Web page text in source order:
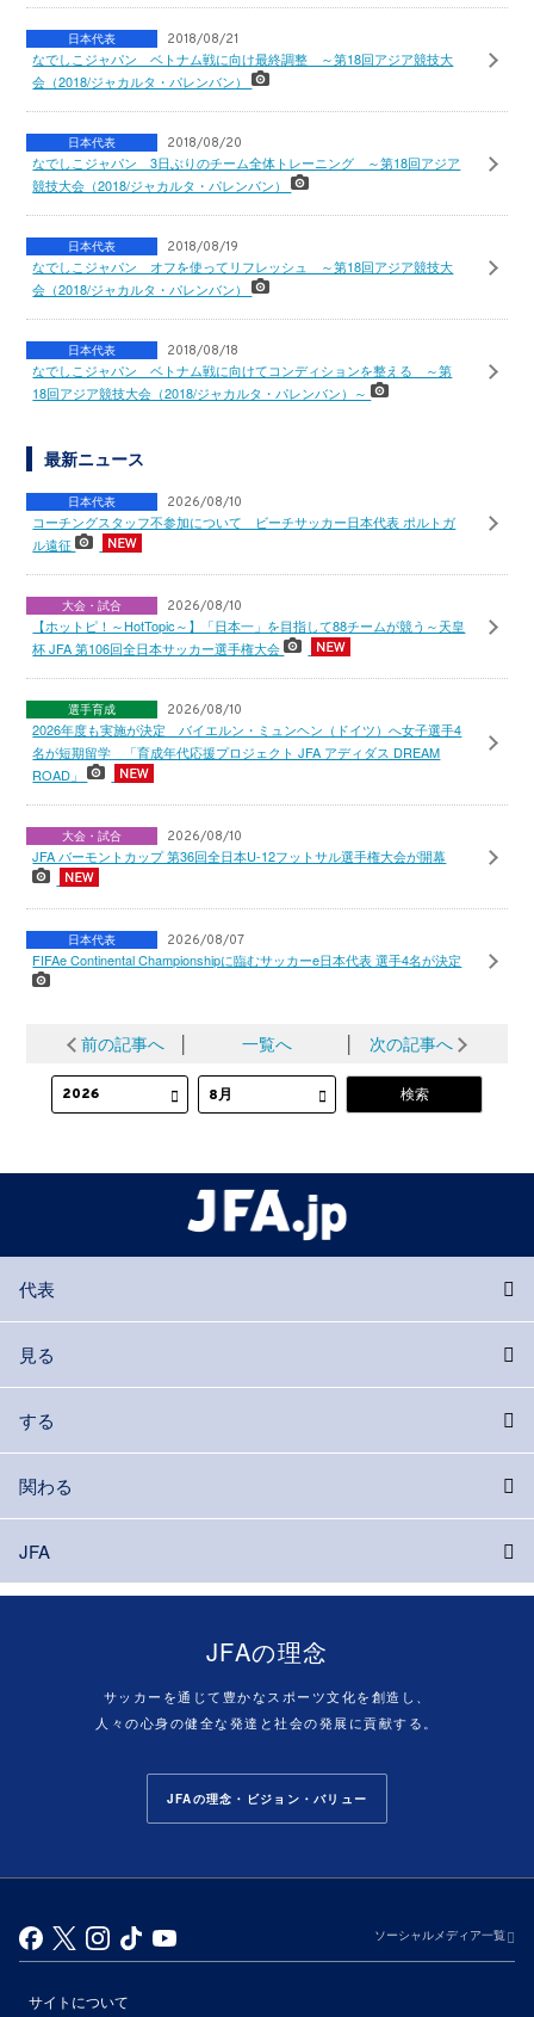
日本代表 2018/08/21
なでしこジャパン ベトナム戦に向け最終調整 ～第18回アジア競技大
会（2018/ジャカルタ・パレンバン）
日本代表 2018/08/20
なでしこジャパン 3日ぶりのチーム全体トレーニング ～第18回アジア
競技大会（2018/ジャカルタ・パレンバン）
日本代表 2018/08/19
なでしこジャパン オフを使ってリフレッシュ ～第18回アジア競技大
会（2018/ジャカルタ・パレンバン）
日本代表 2018/08/18
なでしこジャパン ベトナム戦に向けてコンディションを整える ～第
18回アジア競技大会（2018/ジャカルタ・パレンバン）～
最新ニュース
日本代表 2026/08/10
コーチングスタッフ不参加について ビーチサッカー日本代表 ポルトガ
ル遠征
大会・試合 2026/08/10
【ホットピ！～HotTopic～】「日本一」を目指して88チームが競う～天皇
杯 JFA 第106回全日本サッカー選手権大会
選手育成 2026/08/10
2026年度も実施が決定 バイエルン・ミュンヘン（ドイツ）へ女子選手4
名が短期留学 「育成年代応援プロジェクト JFA アディダス DREAM
ROAD」
大会・試合 2026/08/10
JFA バーモントカップ 第36回全日本U-12フットサル選手権大会が開幕
日本代表 2026/08/07
FIFAe Continental Championshipに臨むサッカーe日本代表 選手4名が決定
前の記事へ 一覧へ 次の記事へ
代表
見る
する
関わる
JFA
JFAの理念
サッカーを通じて豊かなスポーツ文化を創造し、
人々の心身の健全な発達と社会の発展に貢献する。
JFAの理念・ビジョン・バリュー
ソーシャルメディア一覧
サイトについて